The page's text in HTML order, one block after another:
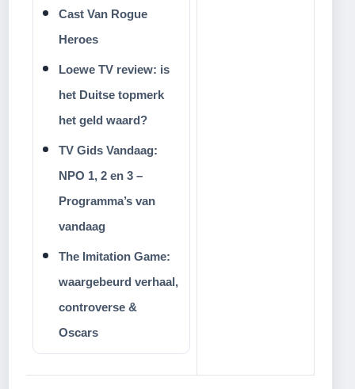
Cast Van Rogue
Heroes
Loewe TV review: is
het Duitse topmerk
het geld waard?
TV Gids Vandaag:
NPO 1, 2 en 3 –
Programma’s van
vandaag
The Imitation Game:
waargebeurd verhaal,
controverse &
Oscars